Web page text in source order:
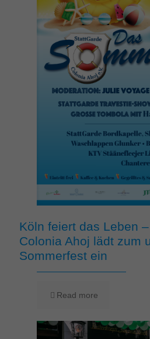
Köln feiert das Leben
Colonia Ahoj lädt zum
Sommerfest ein
Read more